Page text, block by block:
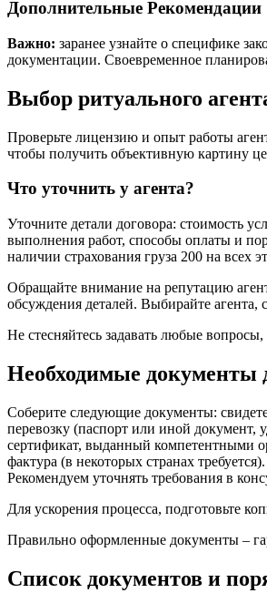
Дополнительные Рекомендации
Важно: заранее узнайте о специфике
документации. Своевременное
Выбор ритуального
Проверьте лицензию и опыт работы
чтобы получить объективную картину
Что уточнить у агента?
Уточните детали договора: стоимость
выполнения работ, способы оплаты и
наличии страхования груза 200 на всех
Обращайте внимание на репутацию
обсуждения деталей. Выбирайте
Не стесняйтесь задавать любые
Необходимые документы
Соберите следующие документы:
перевозку (паспорт или иной документ,
сертификат, выданный компетентными
фактура (в некоторых странах
Рекомендуем уточнять требования в
Для ускорения процесса, подготовьте
Правильно оформленные документы –
Список документов и